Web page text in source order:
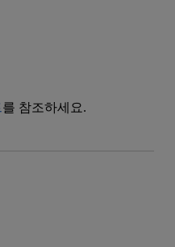
를 참조하세요.